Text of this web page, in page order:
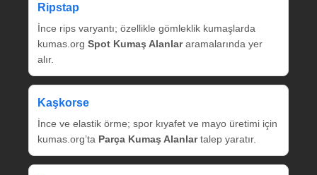
Ripstap
İnce rips varyantı; özellikle gömleklik kumaşlarda
kumas.org Spot Kumaş Alanlararamalarında yer
alır.
Kaşkorse
İnce ve elastik örme; spor kıyafet ve mayo üretimi için
kumas.org’ta Parça Kumaş Alanlartalep yaratır.